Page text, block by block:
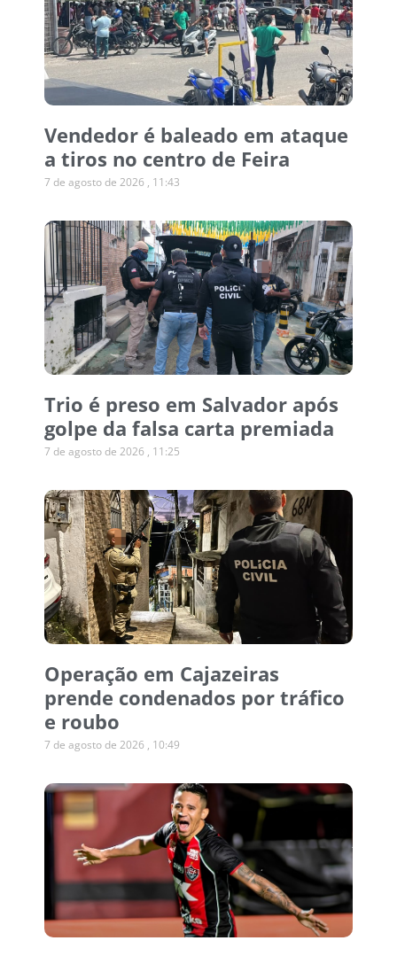
Vendedor é baleado em ataque
a tiros no centro de Feira
7 de agosto de 2026 11:43
Trio é preso em Salvador após
golpe da falsa carta premiada
7 de agosto de 2026 11:25
Operação em Cajazeiras
prende condenados por tráfico
e roubo
7 de agosto de 2026 10:49